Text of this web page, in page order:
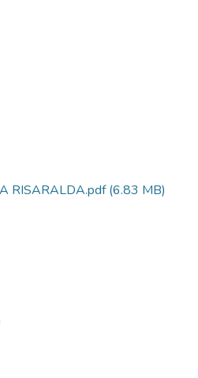
RISARALDA.pdf(6.83 MB)